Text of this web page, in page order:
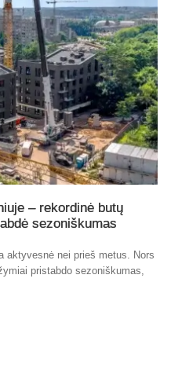
– rekordinė butų
sezoniškumas
aktyvesnė nei prieš metus. Nors
pristabdo sezoniškumas,